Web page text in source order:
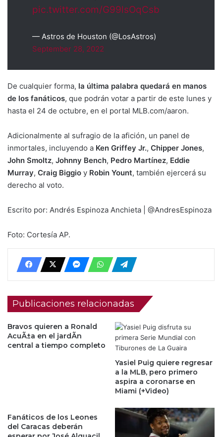
pic.twitter.com/G99lsOqCsb
— Astros de Houston (@LosAstros)
September 28, 2022
De cualquier forma, la última palabra quedará en manos
de los fanáticos, que podrán votar a partir de este lunes y
hasta el 24 de octubre, en el portal MLB.com/aaron.
Adicionalmente al sufragio de la afición, un panel de
inmortales, incluyendo a Ken Griffey Jr., Chipper Jones,
John Smoltz, Johnny Bench, Pedro Martínez, Eddie
Murray, Craig Biggio y Robin Yount, también ejercerá su
derecho al voto.
Escrito por: Andrés Espinoza Anchieta | @AndresEspinoza
Foto: Cortesía AP.
Publicaciones relacionadas
Bravos quieren a Ronald
AcuÃ±a en el jardÃ­n
central a tiempo completo
Yasiel Puig quiere regresar
a la MLB, pero primero
aspira a coronarse en
Miami (+Video)
Fanáticos de los Leones
del Caracas deberán